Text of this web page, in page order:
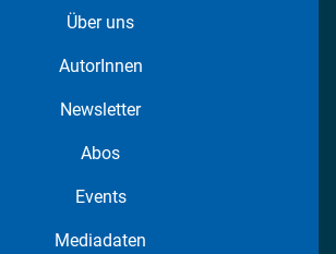
Über uns
AutorInnen
Newsletter
Abos
Events
Mediadaten